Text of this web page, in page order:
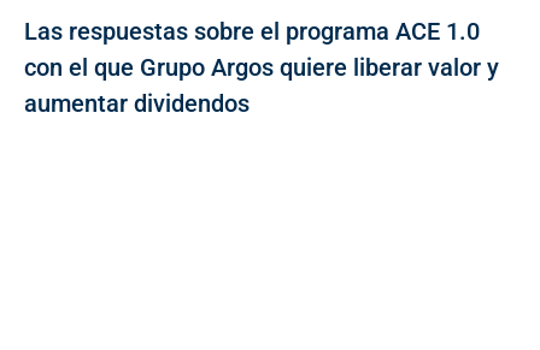
Las respuestas sobre el programa ACE 1.0
con el que Grupo Argos quiere liberar valor y
aumentar dividendos